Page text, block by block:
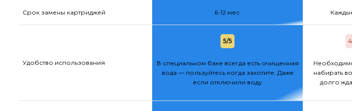
Срок замены картриджей 6-12 мес.
Удобство использования
5/5
В специальном баке всегда есть очищенная
вода — пользуйтесь когда захотите. Даже
если отключили воду
набирать
долго